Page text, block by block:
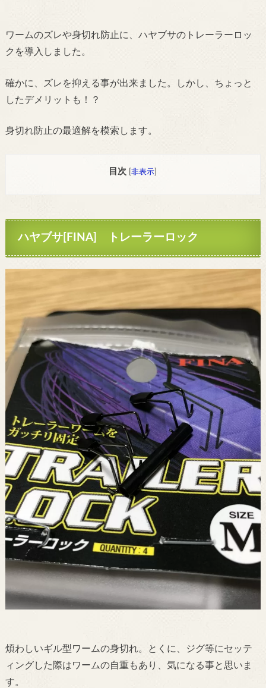
ワームのズレや身切れ防止に、ハヤブサのトレーラーロッ
クを導入しました。
確かに、ズレを抑える事が出来ました。しかし、ちょっと
したデメリットも！？
身切れ防止の最適解を模索します。
目次 [非表示
ハヤブサ[FINA] トレーラーロック
煩わしいギル型ワームの身切れ。とくに、ジグ等にセッテ
ィングした際はワームの自重もあり、気になる事と思いま
す。